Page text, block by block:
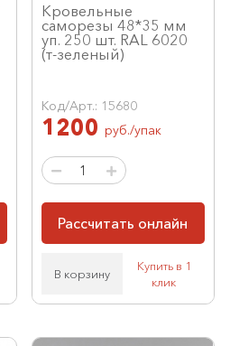
Кровельные
саморезы 48*35 мм
уп. 250 шт. RAL 6020
(т-зеленый)
Код/Арт.: 15680
1200 руб./упак
Рассчитать онлайн
В корзину
Купить в 1
клик